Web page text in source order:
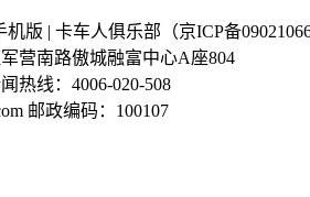
版 | 卡车人俱乐部（京ICP备
营南路傲城融富中心A座804
热线：4006-020-508
邮政编码：100107